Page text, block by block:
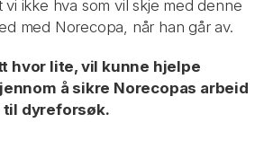
ikke hva som vil skje med denne
med Norecopa, når han går av.
hvor lite, vil kunne hjelpe
å sikre Norecopas arbeid
dyreforsøk.